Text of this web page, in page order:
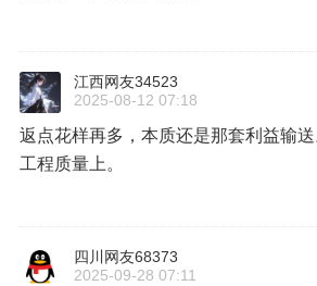
江西网友34523
2025-08-12 07:18
返点花样再多，本质还是那套利益输
工程质量上。
四川网友68373
2025-09-28 07:11